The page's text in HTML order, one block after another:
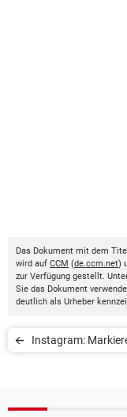
Das Dokument mit dem
wird auf CCM (de.ccm.net)
zur Verfügung gestellt.
Sie das Dokument
deutlich als Urheber
Instagram: